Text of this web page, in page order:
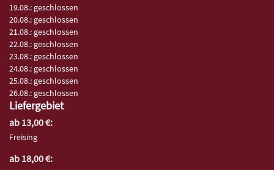
19.08.: geschlossen
20.08.: geschlossen
21.08.: geschlossen
22.08.: geschlossen
23.08.: geschlossen
24.08.: geschlossen
25.08.: geschlossen
26.08.: geschlossen
Liefergebiet
ab 13,00 €:
Freising
ab 18,00 €: